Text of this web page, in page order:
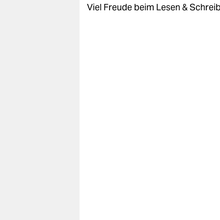
Viel Freude beim Lesen &